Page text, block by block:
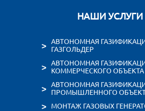
ОТВЕТИМ В
С НАМИ МОЖНО